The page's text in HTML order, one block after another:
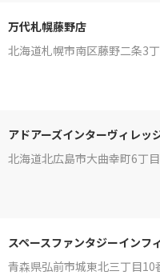
万代札幌藤野店
北海道札幌市南区藤野二条3
アドアーズインターヴィレッ
北海道北広島市大曲幸町6丁
スペースファンタジーインフ
青森県弘前市城東北三丁目